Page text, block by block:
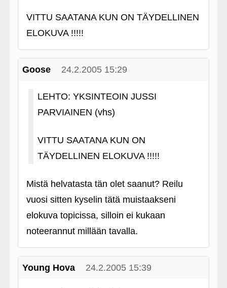
VITTU SAATANA KUN ON TÄYDELLINEN
ELOKUVA !!!!!
Goose 24.2.2005 15:29
LEHTO: YKSINTEOIN JUSSI
PARVIAINEN (vhs)
VITTU SAATANA KUN ON
TÄYDELLINEN ELOKUVA !!!!!
Mistä helvatasta tän olet saanut? Reilu
vuosi sitten kyselin tätä muistaakseni
elokuva topicissa, silloin ei kukaan
noteerannut millään tavalla.
Young Hova 24.2.2005 15:39